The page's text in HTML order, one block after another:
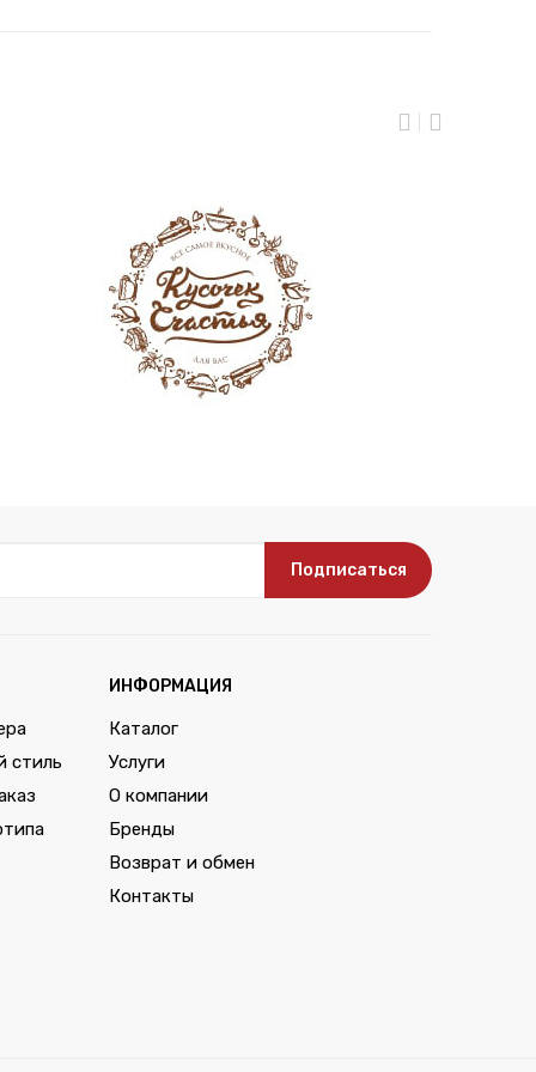
Подписаться
стиль
ИНФОРМАЦИЯ
Каталог
Услуги
О компании
Бренды
Возврат и обмен
Контакты